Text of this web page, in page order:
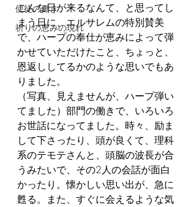
使徒の働き
祈りの恵みの現れ
こんな日が来るなんて、と思ってし
まう日に、エルサレムの特別賛美
で、ハープの奉仕が恵みによって弾
かせていただけたこと、ちょっと、
恩返ししてるかのような思いでもあ
りました。
（写真、見えませんが、ハープ弾い
てました）部門の働きで、いろいろ
お世話になってました。時々、励ま
して下さったり、頭が良くて、理科
系のテモテさんと、頭脳の波長が合
うみたいで、その2人の会話が面白
かったり。懐かしい思い出が、急に
甦る。また、すぐに会えるような気